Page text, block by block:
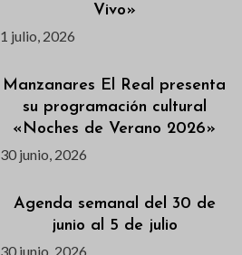
Vivo»
1 julio, 2026
Manzanares El Real presenta
su programación cultural
«Noches de Verano 2026»
30 junio, 2026
Agenda semanal del 30 de
junio al 5 de julio
30 junio, 2026